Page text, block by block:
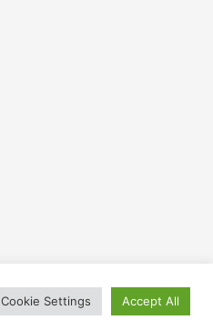
Cookie Settings Accept All